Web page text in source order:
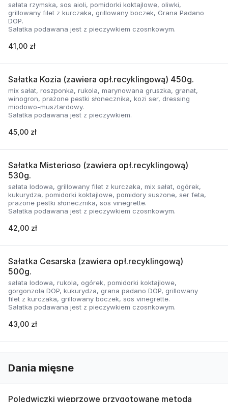
sałata rzymska, sos aioli, pomidorki koktajlowe, oliwki,
grillowany filet z kurczaka, grillowany boczek, Grana Padano
DOP.
Sałatka podawana jest z pieczywkiem czosnkowym.
41,00 zł
Sałatka Kozia (zawiera opł.recyklingową) 450g.
mix sałat, roszponka, rukola, marynowana gruszka, granat,
winogron, prażone pestki słonecznika, kozi ser, dressing
miodowo-musztardowy.
Sałatka podawana jest z pieczywkiem.
45,00 zł
Sałatka Misterioso (zawiera opł.recyklingową)
530g.
sałata lodowa, grillowany filet z kurczaka, mix sałat, ogórek,
kukurydza, pomidorki koktajlowe, pomidory suszone, ser feta,
prażone pestki słonecznika, sos vinegrette.
Sałatka podawana jest z pieczywkiem czosnkowym.
42,00 zł
Sałatka Cesarska (zawiera opł.recyklingową)
500g.
sałata lodowa, rukola, ogórek, pomidorki koktajlowe,
gorgonzola DOP, kukurydza, grana padano DOP, grillowany
filet z kurczaka, grillowany boczek, sos vinegrette.
Sałatka podawana jest z pieczywkiem czosnkowym.
43,00 zł
Dania mięsne
Polędwiczki wieprzowe przygotowane metodą